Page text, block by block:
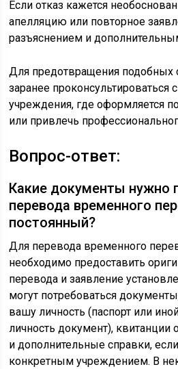
Если отказ кажется
апелляцию или повторное
разъяснением и
Для предотвращения подобных
заранее проконсультироваться
учреждения, где оформляется
или привлечь
Вопрос-ответ:
Какие документы нужно
перевода временного
постоянный?
Для перевода временного
необходимо предоставить
перевода и заявление
могут потребоваться
вашу личность (паспорт или
личность документ), квитанции
и дополнительные справки,
конкретным учреждением. В